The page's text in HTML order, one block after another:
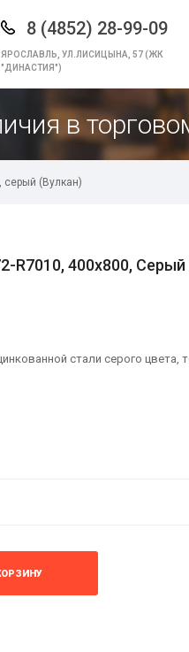
8 (4852) 28-99-09
ЯРОСЛАВЛЬ, УЛ.ЛИСИЦЫНА, 57 (ЖК
"ДИНАСТИЯ")
в
серый (Вулкан)
R7010, 400х800, Серый
стали серого цвета,